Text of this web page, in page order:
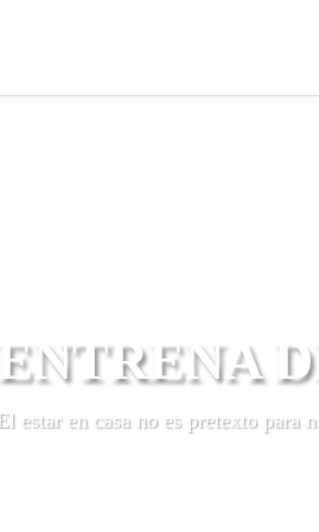
ENTRENA
El estar en casa no es pretexto para